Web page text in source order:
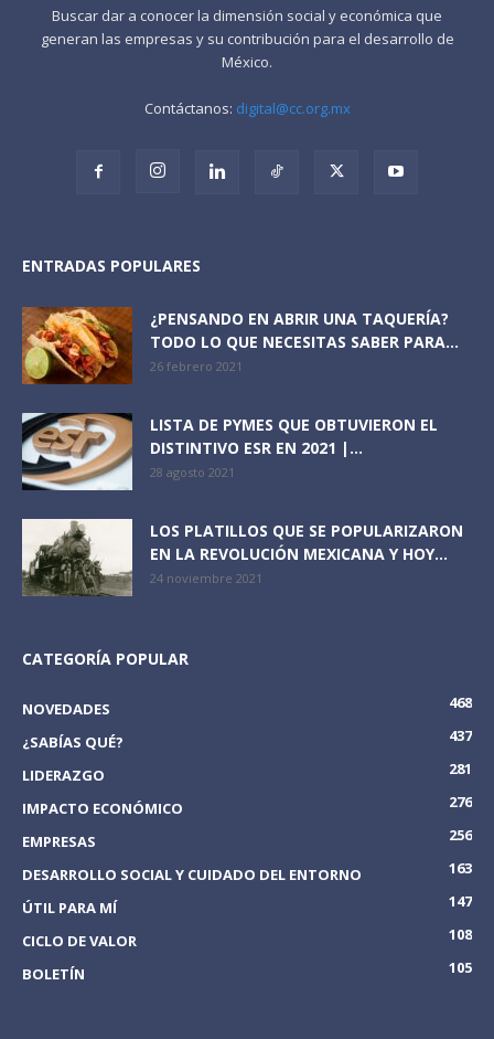
Buscar dar a conocer la dimensión social y económica que
generan las empresas y su contribución para el desarrollo de
México.
Contáctanos: digital@cc.org.mx
ENTRADAS POPULARES
¿PENSANDO EN ABRIR UNA TAQUERÍA?
TODO LO QUE NECESITAS SABER PARA...
26 febrero 2021
LISTA DE PYMES QUE OBTUVIERON EL
DISTINTIVO ESR EN 2021 |...
28 agosto 2021
LOS PLATILLOS QUE SE POPULARIZARON
EN LA REVOLUCIÓN MEXICANA Y HOY...
24 noviembre 2021
CATEGORÍA POPULAR
NOVEDADES
468
¿SABÍAS QUÉ?
437
LIDERAZGO
281
IMPACTO ECONÓMICO
276
EMPRESAS
256
DESARROLLO SOCIAL Y CUIDADO DEL ENTORNO
163
ÚTIL PARA MÍ
147
CICLO DE VALOR
108
BOLETÍN
105